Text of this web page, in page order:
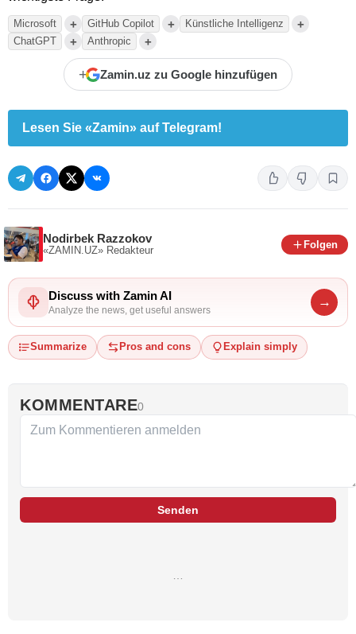
Microsoft + GitHub Copilot + Künstliche Intelligenz +
ChatGPT + Anthropic +
+ Zamin.uz zu Google hinzufügen
Lesen Sie «Zamin» auf Telegram!
Nodirbek Razzokov
«ZAMIN.UZ» Redakteur
Folgen
Discuss with Zamin AI
Analyze the news, get useful answers
→
Summarize Pros and cons Explain simply
KOMMENTARE0
Senden
…